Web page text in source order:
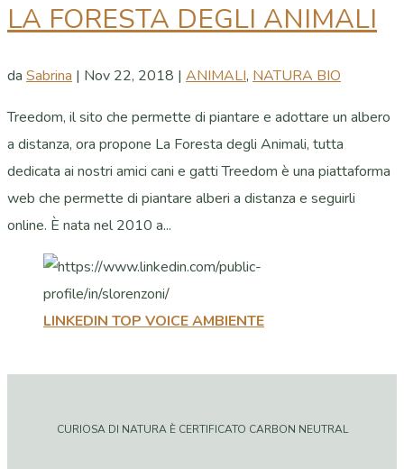
LA FORESTA DEGLI ANIMALI
da Sabrina | Nov 22, 2018 | ANIMALI, NATURA BIO
Treedom, il sito che permette di piantare e adottare un albero
a distanza, ora propone La Foresta degli Animali, tutta
dedicata ai nostri amici cani e gatti Treedom è una piattaforma
web che permette di piantare alberi a distanza e seguirli
online. È nata nel 2010 a...
LINKEDIN TOP VOICE AMBIENTE
CURIOSA DI NATURA È CERTIFICATO CARBON NEUTRAL